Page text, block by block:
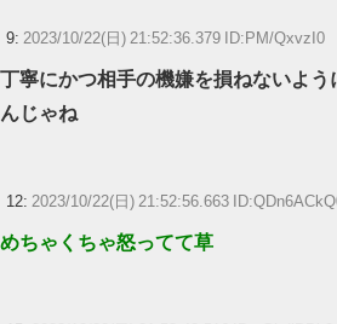
9: 2023/10/22(日) 21:52:36.379 ID:PM/QxvzI0
丁寧にかつ相手の機嫌を損ねないよう
んじゃね
12: 2023/10/22(日) 21:52:56.663
めちゃくちゃ怒ってて草